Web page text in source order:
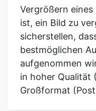
Vergrößern eines
ist, ein Bild zu
sicherstellen,
bestmöglichen
aufgenommen
in hoher Qualität
Großformat